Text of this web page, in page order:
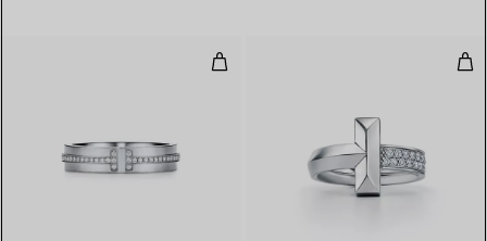
Anello con diamanti in oro bianco